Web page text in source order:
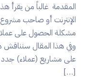
المقدمة غالباً من
الإنترنت أو صاحب مشروع
مشكلة الحصول على
وفي هذا المقال
على مشاريع (عملاء)
[…]